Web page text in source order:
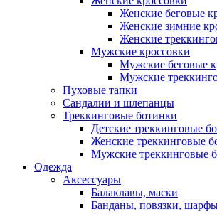
Женские беговые
Женские зимние
Женские
Мужские кроссовки
Мужские беговые
Мужские
Пуховые тапки
Сандалии и шлепанцы
Треккинговые ботинки
Детские треккинговые
Женские треккинговые
Мужские треккинговые
Одежда
Аксессуары
Балаклавы, маски
Банданы, повязки,